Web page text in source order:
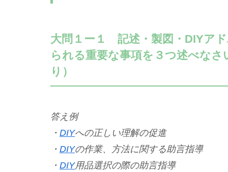
大問１ー１ 記述・製図・DIYア
られる重要な事項を３つ述べなさ
り）
答え例
・ DIYへの正しい理解の促進
・ DIYの作業、方法に関する助言指導
・ DIY用品選択の際の助言指導